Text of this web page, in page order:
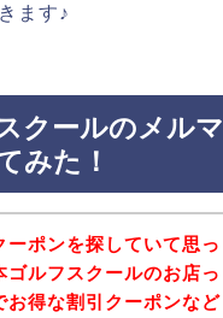
ます♪
クールのメル
みた！
ーポンを探していて思っ
ゴルフスクールのお店っ
お得な割引クーポンなど